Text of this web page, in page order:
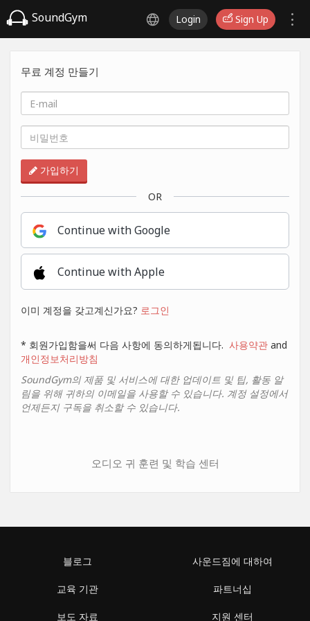
SoundGym Login Sign Up
무료 계정 만들기
가입하기
OR
Continue with Google
Continue with Apple
이미 계정을 갖고계신가요? 로그인
* 회원가입함을써 다음 사항에 동의하게됩니다. 사용약관 and
개인정보처리방침
SoundGym의 제품 및 서비스에 대한 업데이트 및 팁, 활동 알
림을 위해 귀하의 이메일을 사용할 수 있습니다. 계정 설정에서
언제든지 구독을 취소할 수 있습니다.
오디오 귀 훈련 및 학습 센터
블로그
교육 기관
보도 자료
사운드짐에 대하여
파트너십
지원 센터